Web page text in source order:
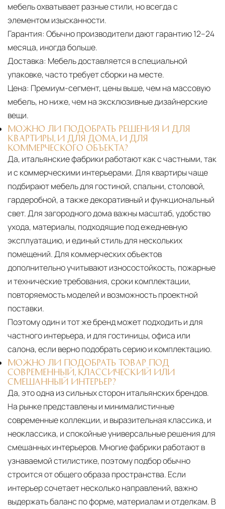
мебель охватывает разные стили, но всегда с
элементом изысканности.
Гарантия: Обычно производители дают гарантию 12–24
месяца, иногда больше.
Доставка: Мебель доставляется в специальной
упаковке, часто требует сборки на месте.
Цена: Премиум-сегмент, цены выше, чем на массовую
мебель, но ниже, чем на эксклюзивные дизайнерские
вещи.
МОЖНО ЛИ ПОДОБРАТЬ РЕШЕНИЯ И ДЛЯ
КВАРТИРЫ, И ДЛЯ ДОМА, И ДЛЯ
КОММЕРЧЕСКОГО ОБЪЕКТА?
Да, итальянские фабрики работают как с частными, так
и с коммерческими интерьерами. Для квартиры чаще
подбирают мебель для гостиной, спальни, столовой,
гардеробной, а также декоративный и функциональный
свет. Для загородного дома важны масштаб, удобство
ухода, материалы, подходящие под ежедневную
эксплуатацию, и единый стиль для нескольких
помещений. Для коммерческих объектов
дополнительно учитывают износостойкость, пожарные
и технические требования, сроки комплектации,
повторяемость моделей и возможность проектной
поставки.
Поэтому один и тот же бренд может подходить и для
частного интерьера, и для гостиницы, офиса или
салона, если верно подобрать серию и комплектацию.
МОЖНО ЛИ ПОДОБРАТЬ ТОВАР ПОД
СОВРЕМЕННЫЙ, КЛАССИЧЕСКИЙ ИЛИ
СМЕШАННЫЙ ИНТЕРЬЕР?
Да, это одна из сильных сторон итальянских брендов.
На рынке представлены и минималистичные
современные коллекции, и выразительная классика, и
неоклассика, и спокойные универсальные решения для
смешанных интерьеров. Многие фабрики работают в
узнаваемой стилистике, поэтому подбор обычно
строится от общего образа пространства. Если
интерьер сочетает несколько направлений, важно
выдержать баланс по форме, материалам и отделкам. В